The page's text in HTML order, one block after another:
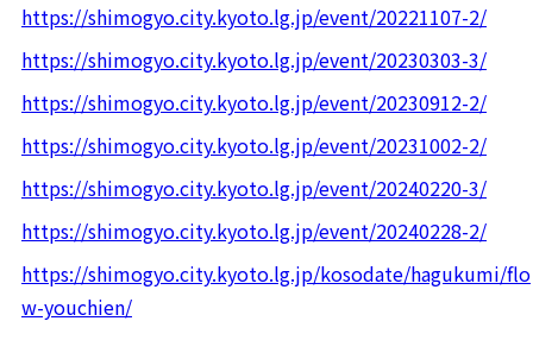
https://shimogyo.city.kyoto.lg.jp/event/20221107-2/
https://shimogyo.city.kyoto.lg.jp/event/20230303-3/
https://shimogyo.city.kyoto.lg.jp/event/20230912-2/
https://shimogyo.city.kyoto.lg.jp/event/20231002-2/
https://shimogyo.city.kyoto.lg.jp/event/20240220-3/
https://shimogyo.city.kyoto.lg.jp/event/20240228-2/
https://shimogyo.city.kyoto.lg.jp/kosodate/hagukumi/flo
w-youchien/